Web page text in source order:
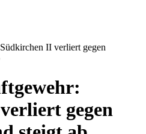
II verliert gegen
gegen